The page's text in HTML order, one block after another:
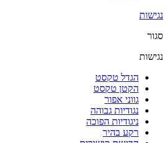
נגישות
סגור
נגישות
הגדל טקסט
הקטן טקסט
גווני אפור
נגודיות גבוהה
ניגודיות הפוכה
רקע בהיר